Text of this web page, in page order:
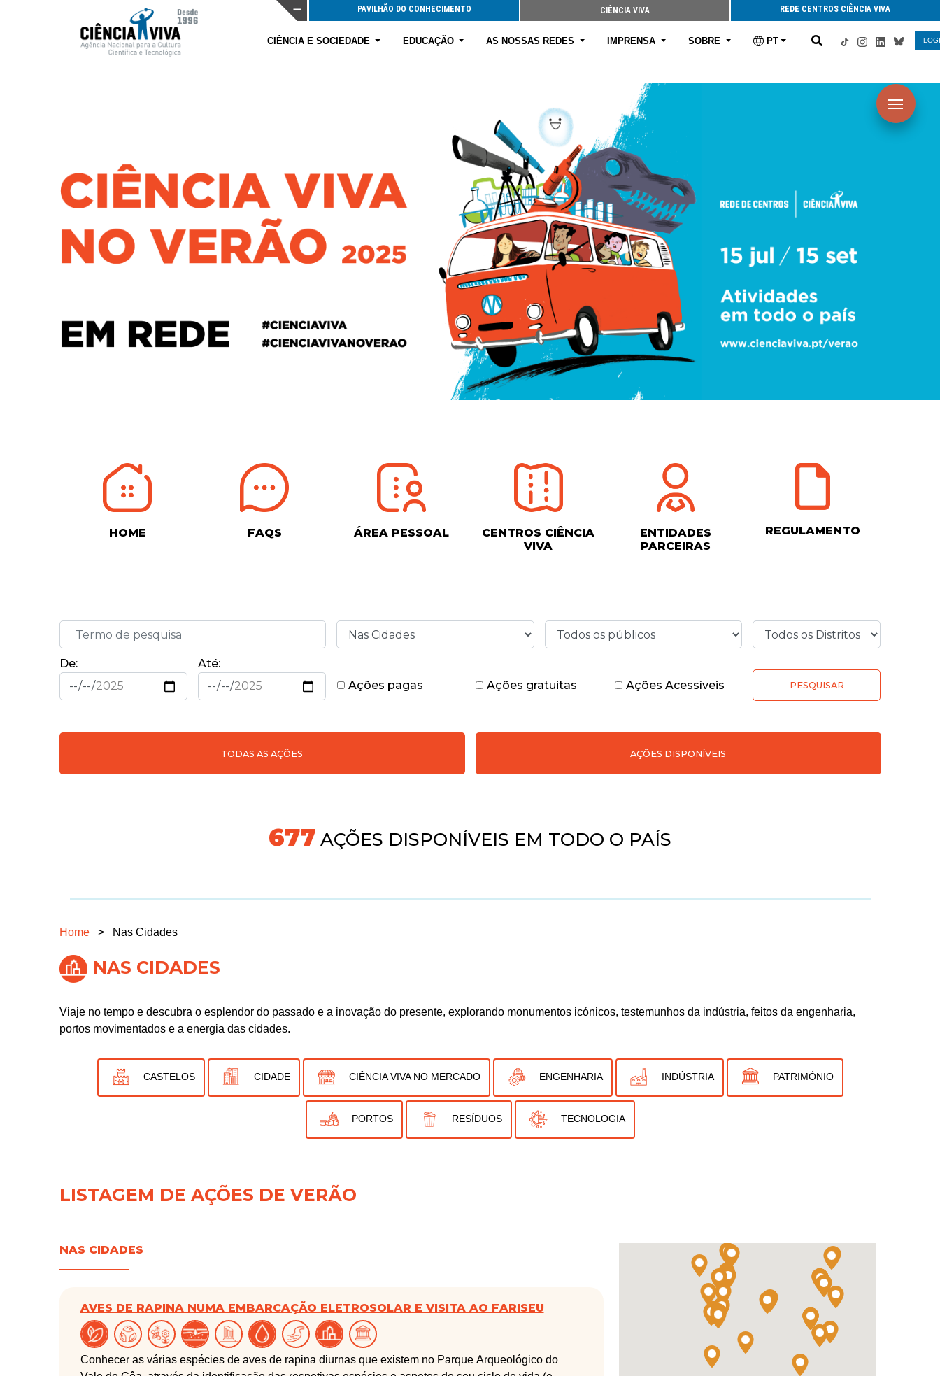
PAVILHÃO DO CONHECIMENTO CIÊNCIA VIVA REDE CENTROS CIÊNCIA VIVA
CIÊNCIA E SOCIEDADE EDUCAÇÃO AS NOSSAS REDES IMPRENSA SOBRE PT
HOME FAQS ÁREA PESSOAL
CENTROS CIÊNCIA
VIVA
ENTIDADES
PARCEIRAS
REGULAMENTO
De:
Até:
Ações pagas
Ações gratuitas Ações Acessíveis PESQUISAR
TODAS AS AÇÕES AÇÕES DISPONÍVEIS
718AÇÕES DISPONÍVEIS EM TODO O PAÍS
Home > Nas Cidades
NAS CIDADES
Viaje no tempo e descubra o esplendor do passado e a inovação do presente, explorando monumentos icónicos, testemunhos da indústria, feitos da engenharia,
portos movimentados e a energia das cidades.
CASTELOS CIDADE CIÊNCIA VIVA NO MERCADO ENGENHARIA INDÚSTRIA PATRIMÓNIO
PORTOS RESÍDUOS TECNOLOGIA
LISTAGEM DE AÇÕES DE VERÃO
NAS CIDADES
AVES DE RAPINA NUMA EMBARCAÇÃO ELETROSOLAR E VISITA AO FARISEU
Conhecer as várias espécies de aves de rapina diurnas que existem no Parque Arqueológico do